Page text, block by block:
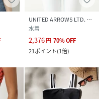
UNITED ARROWS LTD. OUTLET
水着
2,376円 70%OFF
21ポイント(1倍)